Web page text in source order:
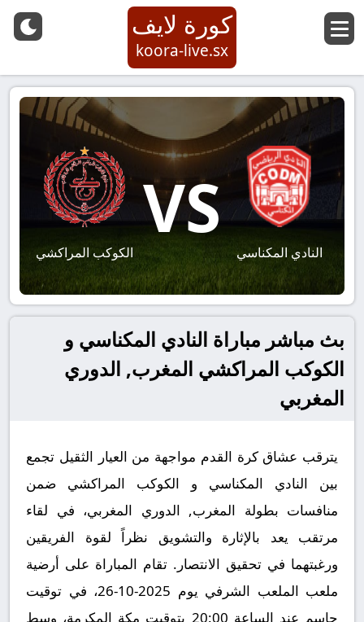
كورة لايف
koora-live.sx
النادي المكناسي
VS
الكوكب المراكشي
بث مباشر مباراة النادي المكناسي و
الكوكب المراكشي المغرب, الدوري
المغربي
يترقب عشاق كرة القدم مواجهة من العيار الثقيل تجمع
بين النادي المكناسي و الكوكب المراكشي ضمن
منافسات بطولة المغرب, الدوري المغربي، في لقاء
مرتقب يعد بالإثارة والتشويق نظراً لقوة الفريقين
ورغبتهما في تحقيق الانتصار. تقام المباراة على أرضية
ملعب الملعب الشرفي يوم 2025-10-26، في توقيت
حاسم عند الساعة 20:00 بتوقيت مكة المكرمة، وسط